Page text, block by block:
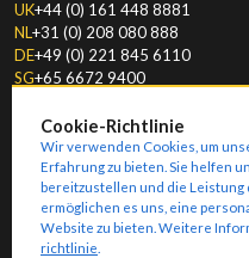
UK+44 (0) 161 448 8881
NL+31 (0) 208 080 888
DE+49 (0) 221 845 6110
SG+65 6672 9400
© Copyright2026Amoria Bond.Modern Slavery
Key Information DocumentsEthical Policies
Geschäftsbedingungen
Cookie-Richtlinie
Wir verwenden Cookies, um
Erfahrung zu bieten. Sie helfen
bereitzustellen und die Leistung
ermöglichen es uns, eine
Website zu bieten. Weitere
richtlinie